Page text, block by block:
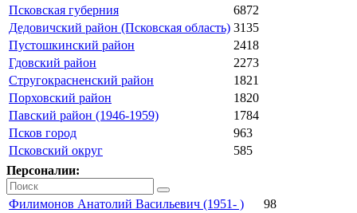
Псковская губерния
6872
Дедовичский район (Псковская область) 3135
Пустошкинский район
2418
Гдовский район
2273
Стругокрасненский район
1821
Порховский район
1820
Павский район (1946-1959)
1784
Псков город
963
Псковский округ
585
Персоналии:
Филимонов Анатолий Васильевич (1951- )
98